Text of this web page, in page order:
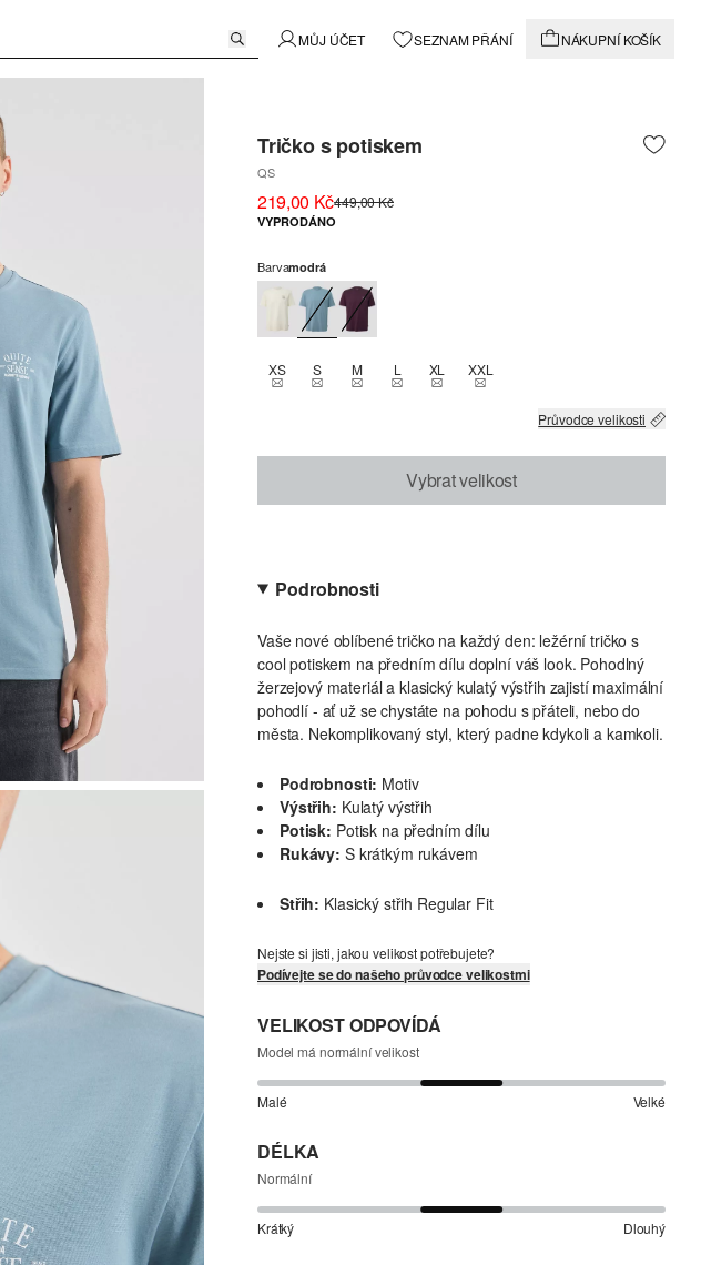
MŮJ ÚČET SEZNAM PŘÁNÍ NÁKUPNÍ KOŠÍK
Tričko s potiskem
QS
219,00 Kč449,00 Kč
VYPRODÁNO
Barvamodrá
XSTHIS SIZE IS CURRENTLY OUT OF STOCK
STHIS SIZE IS CURRENTLY OUT OF STOCK
MTHIS SIZE IS CURRENTLY OUT OF STOCK
LTHIS SIZE IS CURRENTLY OUT OF STOCK
XLTHIS SIZE IS CURRENTLY OUT OF STOCK
XXLTHIS SIZE IS CURRENTLY OUT OF
Průvodce velikosti
Vybrat velikost
Podrobnosti
Vaše nové oblíbené tričko na každý den: ležérní tričko s
cool potiskem na předním dílu doplní váš look. Pohodlný
žerzejový materiál a klasický kulatý výstřih zajistí maximální
pohodlí - ať už se chystáte na pohodu s přáteli, nebo do
města. Nekomplikovaný styl, který padne kdykoli a kamkoli.
Podrobnosti: Motiv
Výstřih: Kulatý výstřih
Potisk: Potisk na předním dílu
Rukávy: S krátkým rukávem
Střih: Klasický střih Regular Fit
Nejste si jisti, jakou velikost potřebujete?
Podívejte se do našeho průvodce velikostmi
VELIKOST ODPOVÍDÁ
Model má normální velikost
Malé Velké
DÉLKA
Normální
Krátký Dlouhý